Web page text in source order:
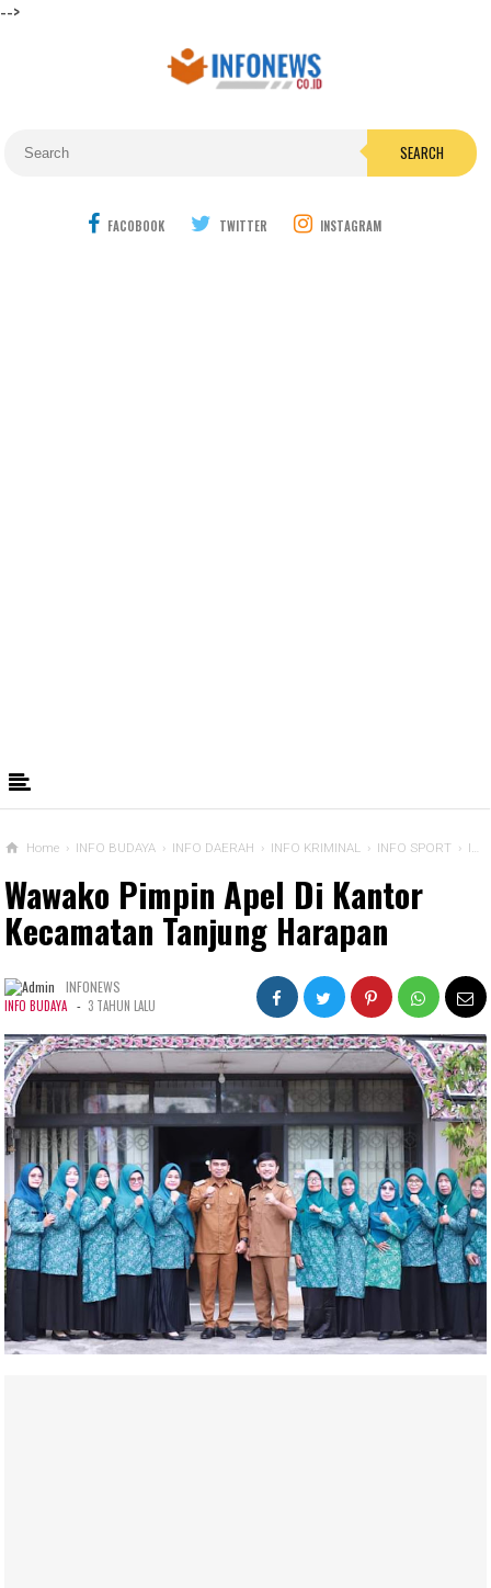
-->
SEARCH
FACOBOOK TWITTER INSTAGRAM
Home › INFO BUDAYA › INFO DAERAH › INFO KRIMINAL › INFO SPORT › INFO TERKINI
Wawako Pimpin Apel Di Kantor
Kecamatan Tanjung Harapan
INFONEWS
INFO BUDAYA - 3 TAHUN LALU